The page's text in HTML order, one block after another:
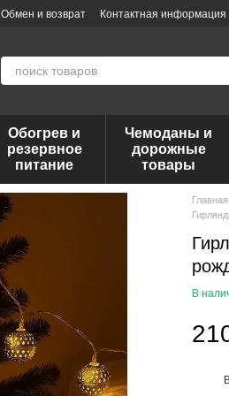
Обмен и возврат Контактная информация
Обогрев и
резервное
питание
Чемоданы и
дорожные
товары
Главная
В